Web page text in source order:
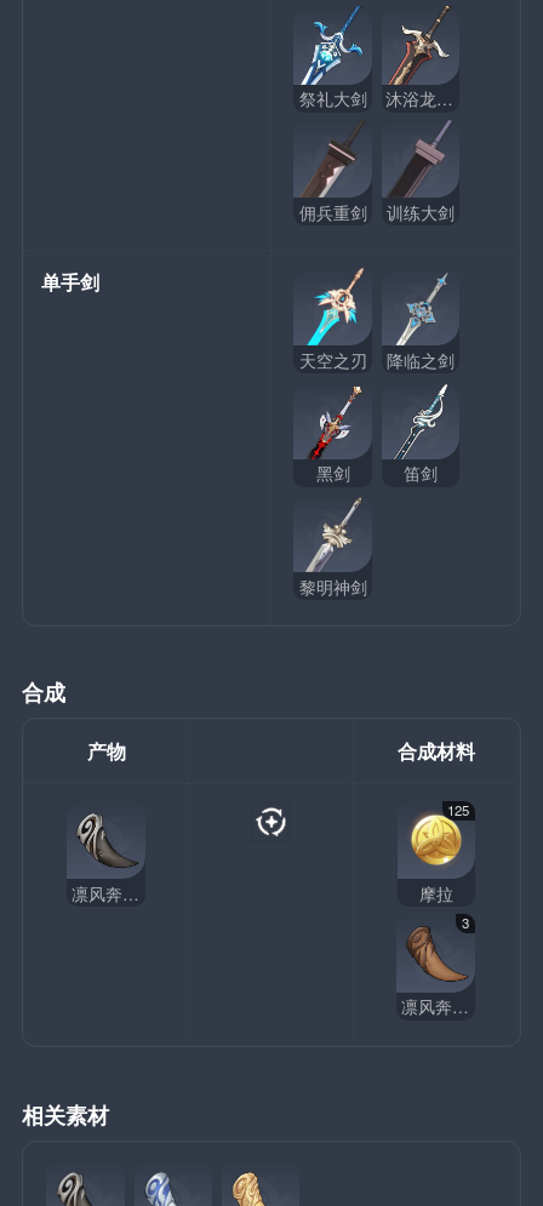
祭礼大剑 沐浴龙血的剑
佣兵重剑 训练大剑
单手剑
天空之刃 降临之剑
黑剑 笛剑
黎明神剑
合成
产物 合成材料
凛风奔狼的裂齿
125
摩拉
3
凛风奔狼的始龀
相关素材